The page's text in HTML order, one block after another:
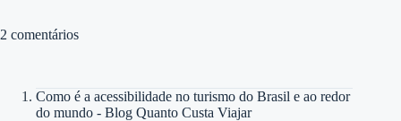
2 comentários
Como é a acessibilidade no turismo do Brasil e ao redor
do mundo - Blog Quanto Custa Viajar